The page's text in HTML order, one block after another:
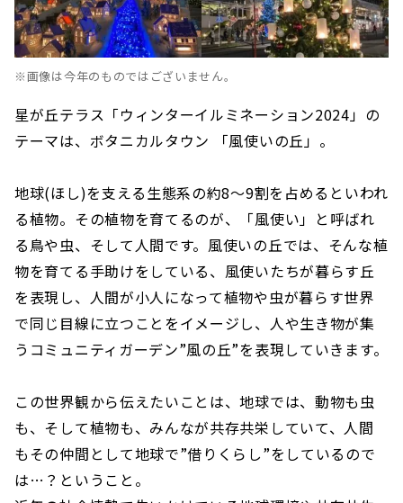
※画像は今年のものではございません。
星が丘テラス「ウィンターイルミネーション2024」の
テーマは、 ボタニカルタウン 「風使いの丘」。
地球(ほし)を支える生態系の約8～9割を占めるといわれ
る植物。その植物を育てるのが、「風使い」と呼ばれ
る鳥や虫、そして人間です。風使いの丘では、そんな植
物を育てる手助けをしている、風使いたちが暮らす丘
を表現し、人間が小人になって植物や虫が暮らす世界
で同じ目線に立つことをイメージし、人や生き物が集
うコミュニティガーデン”風の丘”を表現していきます。
この世界観から伝えたいことは、地球では、動物も虫
も、そして植物も、みんなが共存共栄していて、人間
もその仲間として地球で”借りくらし”をしているので
は…？ということ。